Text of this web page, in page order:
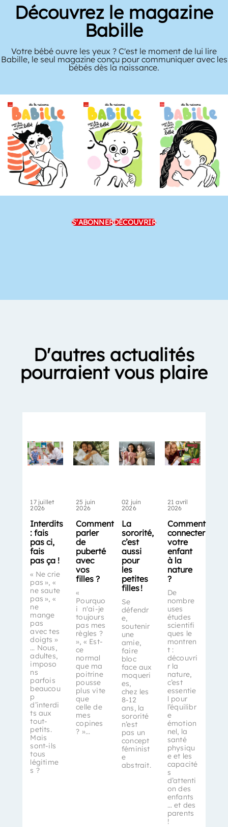
Découvrez le magazine
Babille
Votre bébé ouvre les yeux ? C'est le moment de lui lire
Babille, le seul magazine conçu pour communiquer avec les
bébés dès la naissance.
S'ABONNERDÉCOUVRIR
D'autres actualités
pourraient vous plaire
17 juillet
2026
Interdits
: fais
pas ci,
fais
pas ça !
« Ne crie
pas », «
ne saute
pas », «
ne
mange
pas
avec tes
doigts »
… Nous,
adultes,
imposo
ns
parfois
beaucou
p
d’interdi
ts aux
tout-
petits.
Mais
sont-ils
tous
légitime
s ?
25 juin
2026
Comment
parler
de
puberté
avec
vos
filles ?
«
Pourquo
i n'ai-je
toujours
pas mes
règles ?
», « Est-
ce
normal
que ma
poitrine
pousse
plus vite
que
celle de
mes
copines
? »...
02 juin
2026
La
sororité,
c’est
aussi
pour
les
petites
filles !
Se
défendr
e,
soutenir
une
amie,
faire
bloc
face aux
moqueri
es,
chez les
8-12
ans, la
sororité
n’est
pas un
concept
féminist
e
abstrait.
21 avril
2026
Comment
connecter
votre
enfant
à la
nature
?
De
nombre
uses
études
scientifi
ques le
montren
t :
découvri
r la
nature,
c’est
essentie
l pour
l’équilibr
e
émotion
nel, la
santé
physiqu
e et les
capacité
s
d’attenti
on des
enfants
… et des
parents
!